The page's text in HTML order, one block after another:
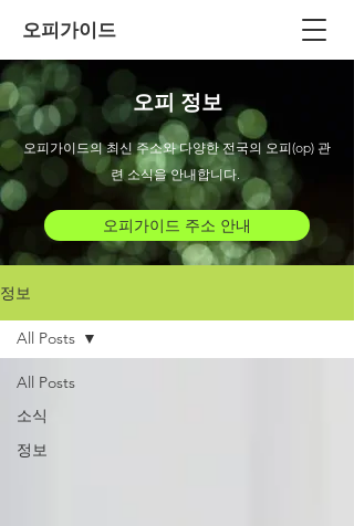
오피가이드
오피 정보
오피가이드의 최신 주소와 다양한 전국의 오피(op) 관
련 소식을 안내합니다.
오피가이드 주소 안내
정보
All Posts
소식
정보
All Posts